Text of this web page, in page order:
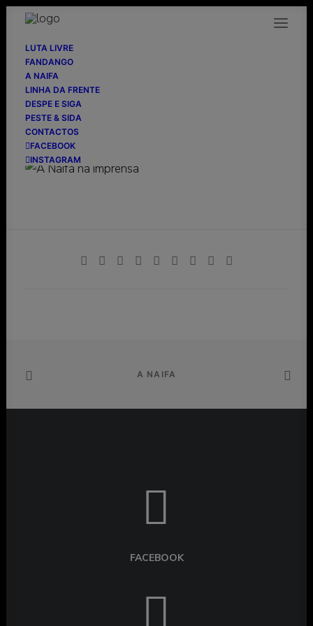
LUTA LIVRE
FANDANGO
A NAIFA
LINHA DA FRENTE
DESPE E SIGA
PESTE & SIDA
CONTACTOS
FACEBOOK
INSTAGRAM
Time Out
08/06/2010
A NAIFA
FACEBOOK